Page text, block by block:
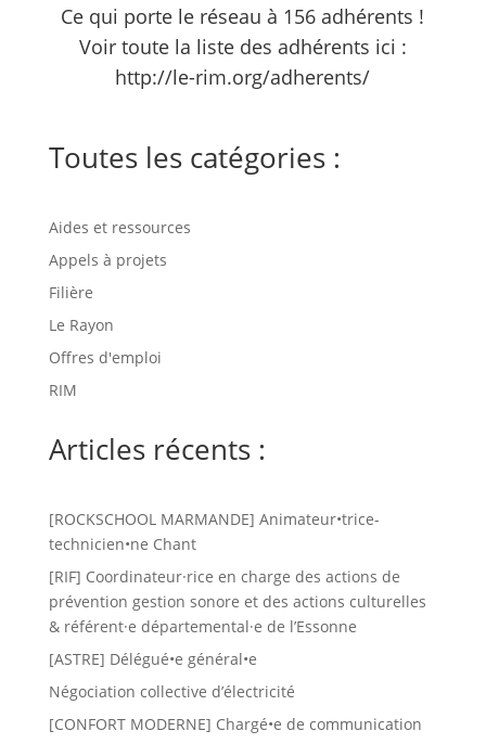
Ce qui porte le réseau à 156 adhérents !
Voir toute la liste des adhérents ici :
http://le-rim.org/adherents/
Toutes les catégories :
Aides et ressources
Appels à projets
Filière
Le Rayon
Offres d'emploi
RIM
Articles récents :
[ROCKSCHOOL MARMANDE] Animateur•trice-
technicien•ne Chant
[RIF] Coordinateur·rice en charge des actions de
prévention gestion sonore et des actions culturelles
& référent·e départemental·e de l’Essonne
[ASTRE] Délégué•e général•e
Négociation collective d’électricité
[CONFORT MODERNE] Chargé•e de communication